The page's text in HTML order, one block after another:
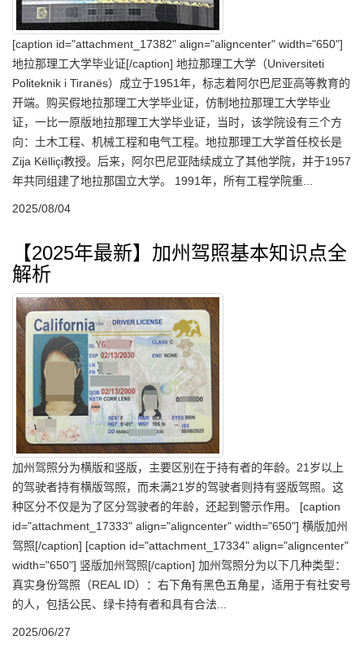
[caption id="attachment_17382" align="aligncenter" width="650"]
地拉那理工大学毕业证[/caption] 地拉那理工大学（Universiteti
Politeknik i Tiranës）成立于1951年，标志着阿尔巴尼亚高等教育的
开端。购买假地拉那理工大学毕业证，仿制地拉那理工大学毕业
证，一比一原版地拉那理工大学毕业证，当时，该学院设有三个方
向：土木工程、机械工程和电气工程。地拉那理工大学首任校长是
Zija Këlliçi教授。后来，阿尔巴尼亚陆续成立了其他学院，并于1957
年共同组建了地拉那国立大学。 1991年，所有工程学院重...
2025/08/04
【2025年最新】加州驾照基本知识点全
解析
加州驾照分为横版和竖版，主要区别在于持有者的年龄。‌21岁以上
的驾驶者持有横版驾照，而未满21岁的驾驶者则持有竖版驾照。这
种区分不仅是为了区分驾驶者的年龄，还起到警示作用‌。 [caption
id="attachment_17333" align="aligncenter" width="650"] 横版加州
驾照[/caption] [caption id="attachment_17334" align="aligncenter"
width="650"] 竖版加州驾照[/caption] 加州驾照分为以下几种类型： ‌
真实身份驾照（REAL ID）‌：右下角有黑色五角星，适用于有社安号
的人，包括公民、绿卡持有者和具有合法...
2025/06/27